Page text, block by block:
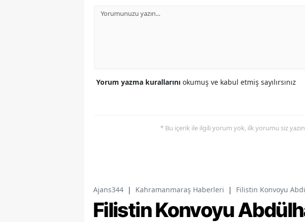
Yorum yazma kurallarını okumuş ve kabul etmiş sayılırsınız
* Bu içerik ile ilgili yorum yok, ilk yorumu siz
Ajans344 | Kahramanmaraş Haberleri | Filistin Konvoyu
Filistin Konvoyu